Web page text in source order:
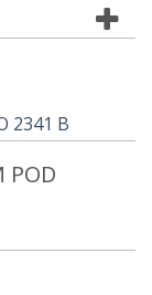
2341 B
POD